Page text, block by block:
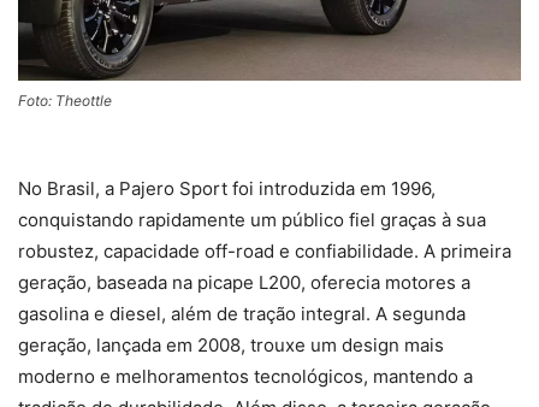
Foto: Theottle
No Brasil, a Pajero Sport foi introduzida em 1996,
conquistando rapidamente um público fiel graças à sua
robustez, capacidade off-road e confiabilidade. A primeira
geração, baseada na picape L200, oferecia motores a
gasolina e diesel, além de tração integral. A segunda
geração, lançada em 2008, trouxe um design mais
moderno e melhoramentos tecnológicos, mantendo a